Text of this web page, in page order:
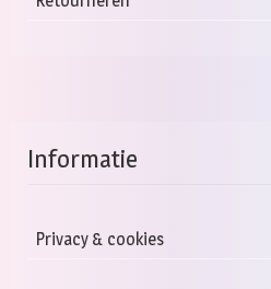
Informatie
Privacy & cookies